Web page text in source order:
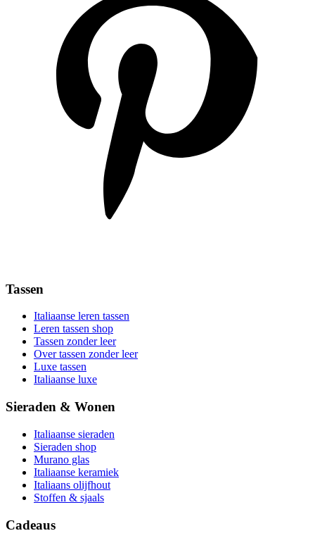
Tassen
Italiaanse leren tassen
Leren tassen shop
Tassen zonder leer
Over tassen zonder leer
Luxe tassen
Italiaanse luxe
Sieraden & Wonen
Italiaanse sieraden
Sieraden shop
Murano glas
Italiaanse keramiek
Italiaans olijfhout
Stoffen & sjaals
Cadeaus